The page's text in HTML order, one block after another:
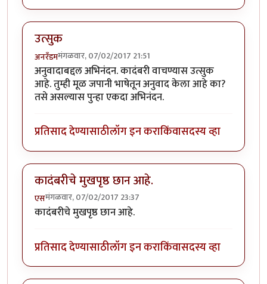
उत्सुक
अनरँडममंगळवार, 07/02/2017 21:51
अनुवादाबद्दल अभिनंदन. कादंबरी वाचण्यास उत्सुक
आहे. तुम्ही मूळ जपानी भाषेतून अनुवाद केला आहे का?
तसे असल्यास पुन्हा एकदा अभिनंदन.
प्रतिसाद देण्यासाठीलॉग इन कराकिंवासदस्य व्हा
कादंबरीचे मुखपृष्ठ छान आहे.
एसमंगळवार, 07/02/2017 23:37
कादंबरीचे मुखपृष्ठ छान आहे.
प्रतिसाद देण्यासाठीलॉग इन कराकिंवासदस्य व्हा